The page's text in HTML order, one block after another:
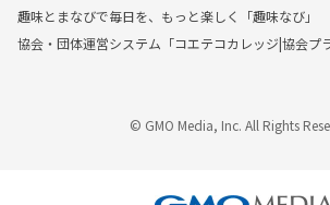
趣味とまなびで毎日を、もっと楽しく「趣味なび」
協会・団体運営システム「コエテコカレッジ|協会プラ
© GMO Media, Inc. All Rights